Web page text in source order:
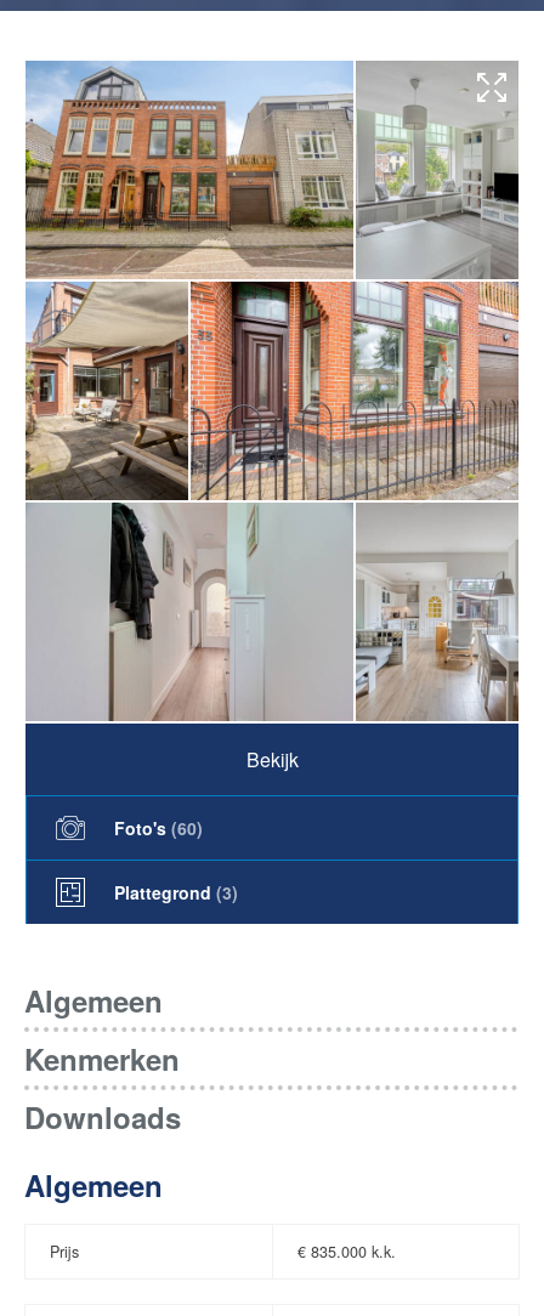
Bekijk
Foto's (60)
Plattegrond (3)
Algemeen
Kenmerken
Downloads
Algemeen
Prijs € 835.000 k.k.